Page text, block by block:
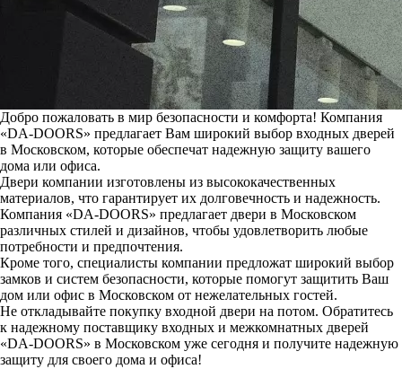
Добро пожаловать в мир безопасности и комфорта! Компания
«DA-DOORS» предлагает Вам широкий выбор входных дверей
в Московском, которые обеспечат надежную защиту вашего
дома или офиса.
Двери компании изготовлены из высококачественных
материалов, что гарантирует их долговечность и надежность.
Компания «DA-DOORS» предлагает двери в Московском
различных стилей и дизайнов, чтобы удовлетворить любые
потребности и предпочтения.
Кроме того, специалисты компании предложат широкий выбор
замков и систем безопасности, которые помогут защитить Ваш
дом или офис в Московском от нежелательных гостей.
Не откладывайте покупку входной двери на потом. Обратитесь
к надежному поставщику входных и межкомнатных дверей
«DA-DOORS» в Московском уже сегодня и получите надежную
защиту для своего дома и офиса!